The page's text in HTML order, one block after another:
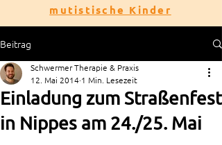
mutistische Kinder
Beitrag
Einladung zum Straßenfest
in Nippes am 24./25. Mai
Schwermer Therapie & Praxis
12. Mai 2014 1 Min. Lesezeit